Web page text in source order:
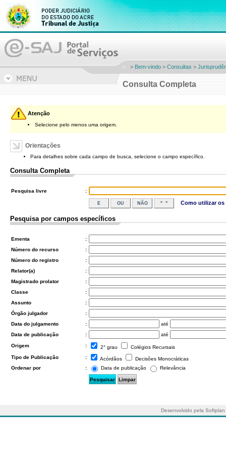
> Bem-vindo > Consultas >
Consulta Completa
Atenção
Selecione pelo menos uma origem.
Orientações
Para detalhes sobre cada campo de busca, selecione o campo específico.
Consulta Completa
Pesquisa livre :
Como utilizar
Pesquisa por campos específicos
Ementa
:
Número do recurso
:
Número do registro
:
Relator(a)
:
Magistrado prolator
:
Classe
:
Assunto
:
Órgão julgador
:
Data do julgamento
:
até
Data de publicação
:
até
Origem
: 2° grau
Colégios Recursais
Tipo de Publicação
: Acórdãos
Decisões Monocráticas
Ordenar por
: Data de publicação Relevância
Desenvolvido pela